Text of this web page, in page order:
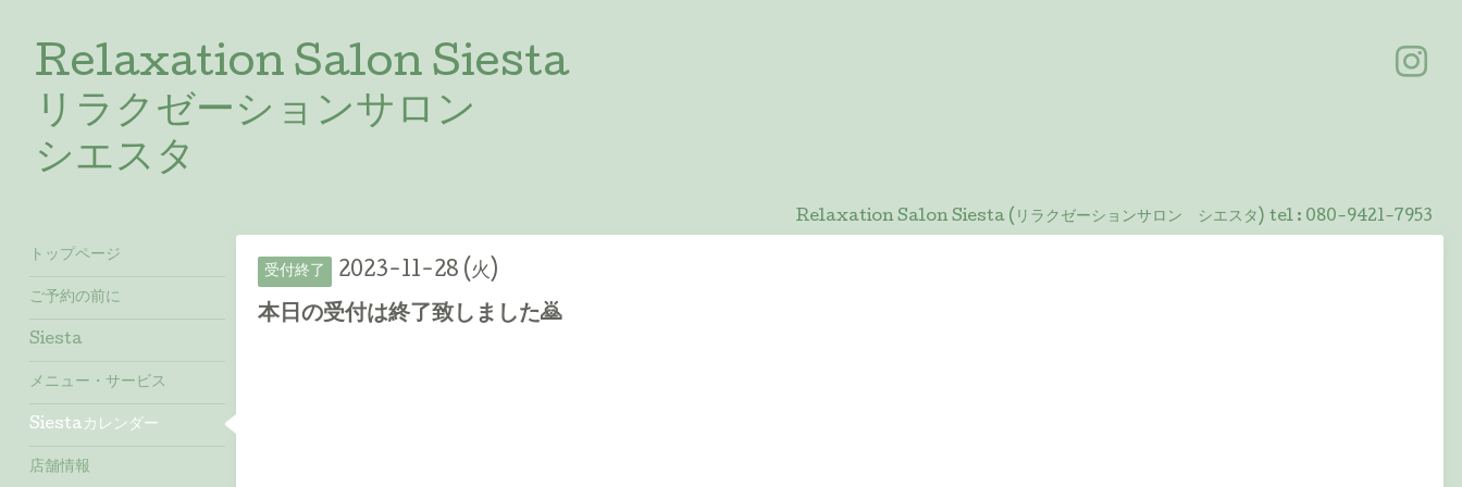
Relaxation Salon Siesta
リラクゼーションサロン
シエスタ
Relaxation Salon Siesta (リラクゼーションサロン シエスタ) tel : 080-9421-7953
受付終了 2023-11-28 (火)
本日の受付は終了致しました🙇
トップページ
ご予約の前に
Siesta
メニュー・サービス
Siestaカレンダー
店舗情報